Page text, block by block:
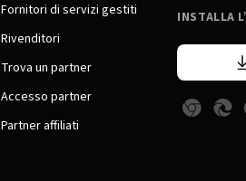
Fornitori di servizi gestiti
Rivenditori
Trova un partner
Accesso partner
Partner affiliati
INSTALLA